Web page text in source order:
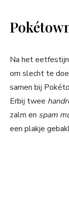
Na het
om slecht te
samen bij
Erbij twee
zalm en spam
een plakje